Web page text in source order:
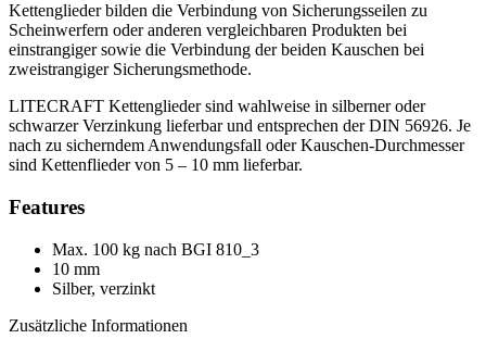
Kettenglieder bilden die Verbindung von Sicherungsseilen zu
Scheinwerfern oder anderen vergleichbaren Produkten bei
einstrangiger sowie die Verbindung der beiden Kauschen bei
zweistrangiger Sicherungsmethode.
LITECRAFT Kettenglieder sind wahlweise in silberner oder
schwarzer Verzinkung lieferbar und entsprechen der DIN 56926. Je
nach zu sicherndem Anwendungsfall oder Kauschen-Durchmesser
sind Kettenflieder von 5 – 10 mm lieferbar.
Features
Max. 100 kg nach BGI 810_3
10 mm
Silber, verzinkt
Zusätzliche Informationen